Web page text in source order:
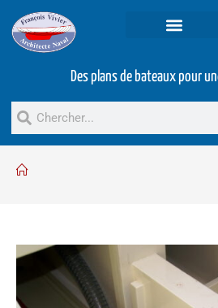
Des plans de bateaux pour